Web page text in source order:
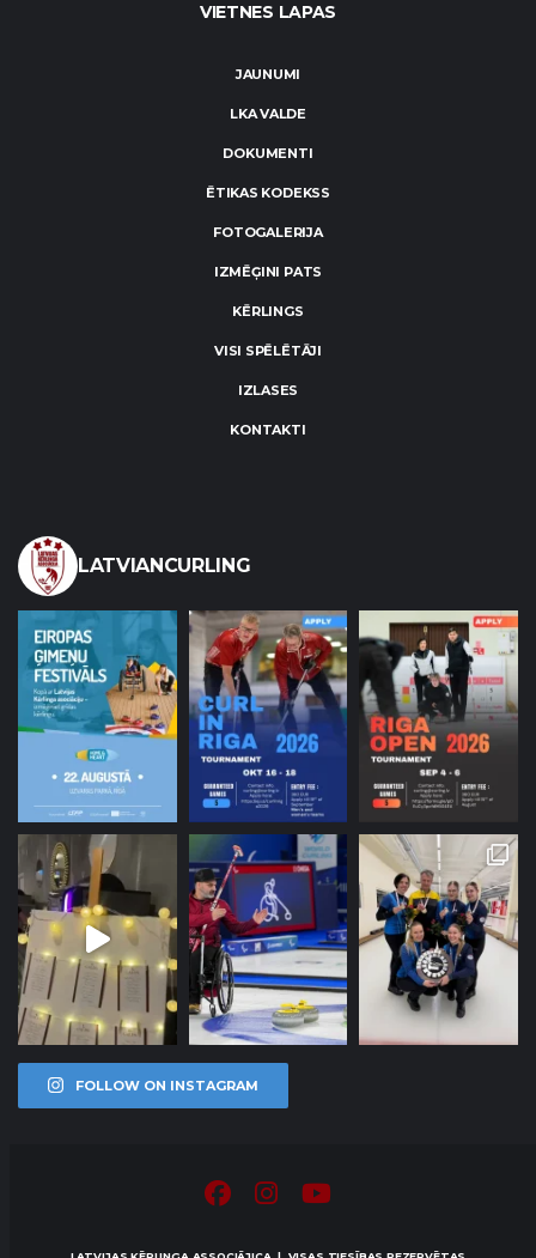
VIETNES LAPAS
JAUNUMI
LKA VALDE
DOKUMENTI
ĒTIKAS KODEKSS
FOTOGALERIJA
IZMĒĢINI PATS
KĒRLINGS
VISI SPĒLĒTĀJI
IZLASES
KONTAKTI
LATVIANCURLING
FOLLOW ON INSTAGRAM